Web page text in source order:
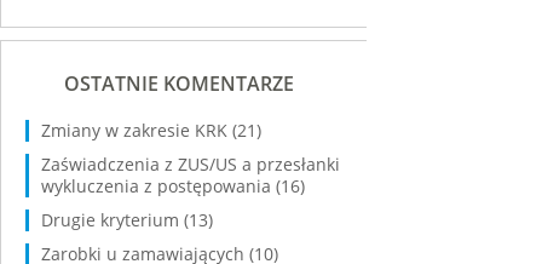
OSTATNIE KOMENTARZE
Zmiany w zakresie KRK (21)
Zaświadczenia z ZUS/US a przesłanki
wykluczenia z postępowania (16)
Drugie kryterium (13)
Zarobki u zamawiających (10)